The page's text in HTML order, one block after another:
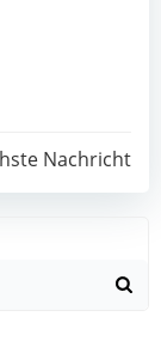
Nachricht